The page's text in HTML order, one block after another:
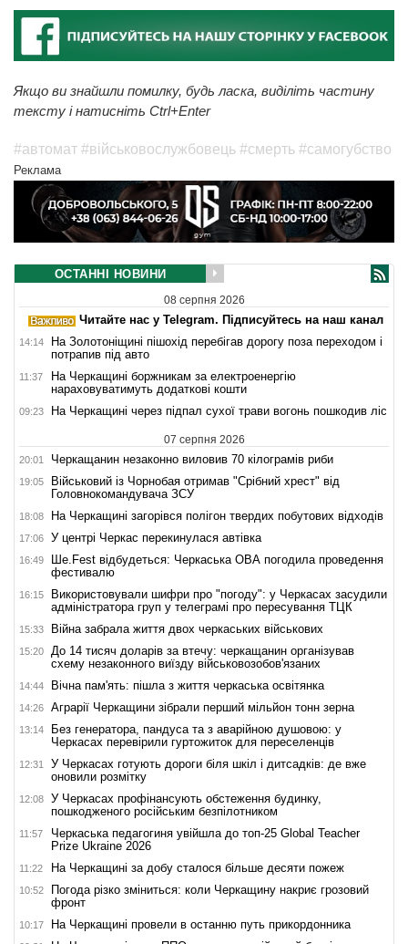
Якщо ви знайшли помилку, будь ласка, виділіть частину
тексту і натисніть Ctrl+Enter
#автомат #військовослужбовець #смерть #самогубство
Реклама
ОСТАННІ НОВИНИ
08 серпня 2026
Читайте нас у Telegram. Підписуйтесь на наш канал
14:14
На Золотоніщині пішохід перебігав дорогу поза переходом і
потрапив під авто
11:37
На Черкащині боржникам за електроенергію
нараховуватимуть додаткові кошти
09:23 На Черкащині через підпал сухої трави вогонь пошкодив ліс
07 серпня 2026
20:01 Черкащанин незаконно виловив 70 кілограмів риби
19:05
Військовий із Чорнобая отримав "Срібний хрест" від
Головнокомандувача ЗСУ
18:08 На Черкащині загорівся полігон твердих побутових відходів
17:06 У центрі Черкас перекинулася автівка
16:49
Ше.Fest відбудеться: Черкаська ОВА погодила проведення
фестивалю
16:15
Використовували шифри про "погоду": у Черкасах засудили
адміністратора груп у телеграмі про пересування ТЦК
15:33 Війна забрала життя двох черкаських військових
15:20
До 14 тисяч доларів за втечу: черкащанин організував
схему незаконного виїзду військовозобов'язаних
14:44 Вічна пам'ять: пішла з життя черкаська освітянка
14:26 Аграрії Черкащини зібрали перший мільйон тонн зерна
13:14
Без генератора, пандуса та з аварійною душовою: у
Черкасах перевірили гуртожиток для переселенців
12:31
У Черкасах готують дороги біля шкіл і дитсадків: де вже
оновили розмітку
12:08
У Черкасах профінансують обстеження будинку,
пошкодженого російським безпілотником
11:57
Черкаська педагогиня увійшла до топ-25 Global Teacher
Prize Ukraine 2026
11:22 На Черкащині за добу сталося більше десяти пожеж
10:52
Погода різко зміниться: коли Черкащину накриє грозовий
фронт
10:17 На Черкащині провели в останню путь прикордонника